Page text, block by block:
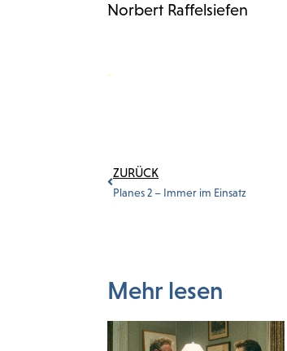
Norbert Raffelsiefen
.
ZURÜCK
Planes 2 – Immer im Einsatz
Mehr lesen